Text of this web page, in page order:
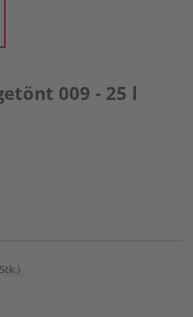
009 - 25 l